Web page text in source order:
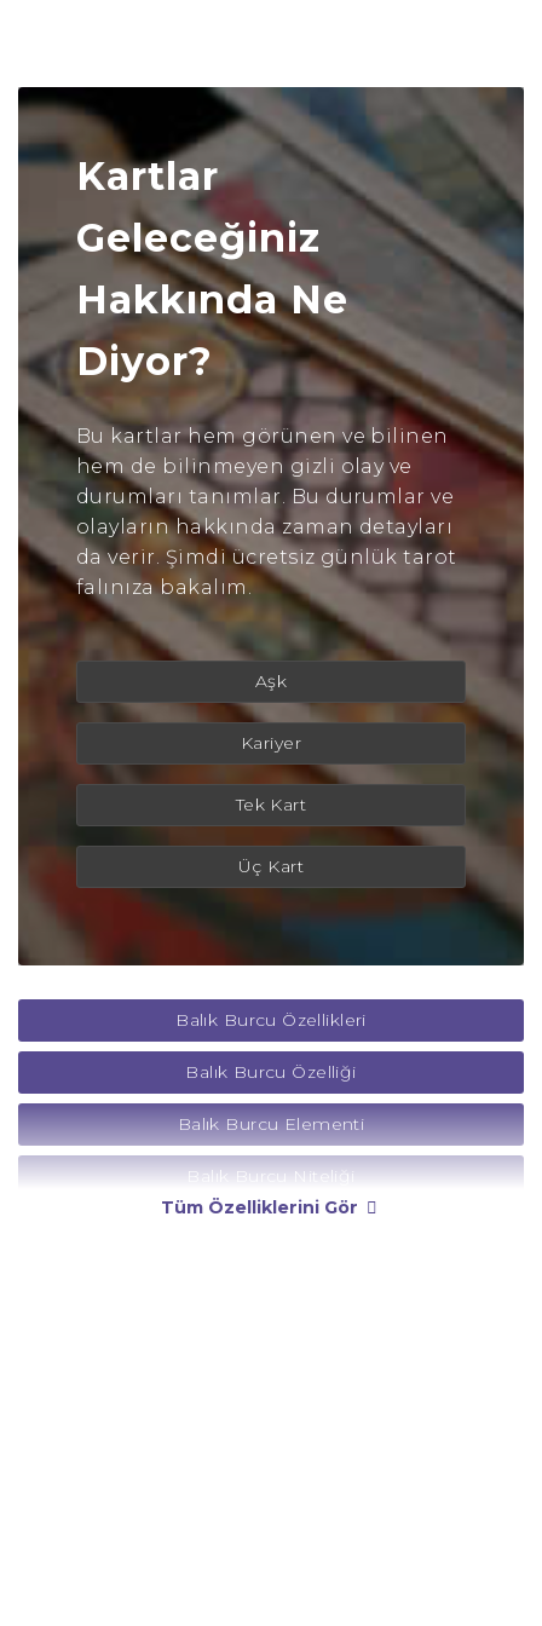
Kartlar
Geleceğiniz
Hakkında Ne
Diyor?
Bu kartlar hem görünen ve bilinen
hem de bilinmeyen gizli olay ve
durumları tanımlar. Bu durumlar ve
olayların hakkında zaman detayları
da verir. Şimdi ücretsiz günlük tarot
falınıza bakalım.
Aşk
Kariyer
Tek Kart
Üç Kart
Balık Burcu Özellikleri
Balık Burcu Özelliği
Balık Burcu Elementi
Balık Burcu Niteliği
Tüm Özelliklerini Gör